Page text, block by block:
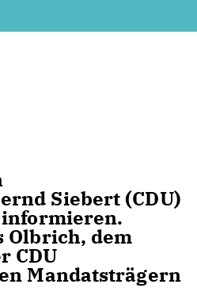
Siebert (CDU)
Olbrich, dem
CDU
Mandatsträgern